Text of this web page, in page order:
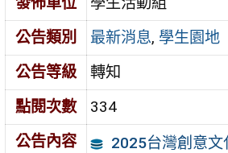
公告類別
最新消息, 學生園地
公告等級
轉知
點閱次數
334
公告內容
2025台灣創意文